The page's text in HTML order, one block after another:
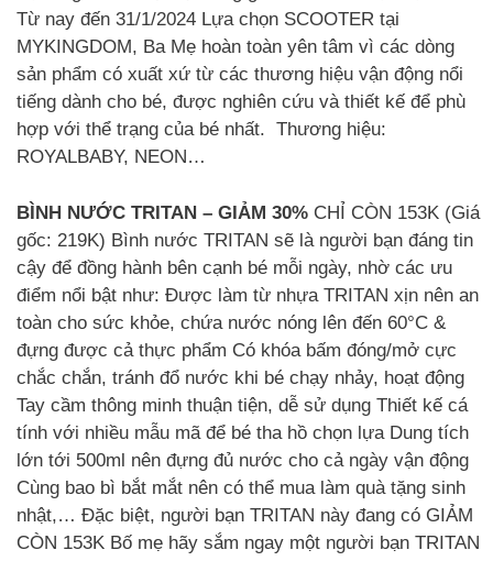
Từ nay đến 31/1/2024 Lựa chọn SCOOTER tại
MYKINGDOM, Ba Mẹ hoàn toàn yên tâm vì các dòng
sản phẩm có xuất xứ từ các thương hiệu vận động nổi
tiếng dành cho bé, được nghiên cứu và thiết kế để phù
hợp với thể trạng của bé nhất. ️ Thương hiệu:
ROYALBABY, NEON…
BÌNH NƯỚC TRITAN – GIẢM 30% CHỈ CÒN 153K (Giá
gốc: 219K) Bình nước TRITAN sẽ là người bạn đáng tin
cậy để đồng hành bên cạnh bé mỗi ngày, nhờ các ưu
điểm nổi bật như: Được làm từ nhựa TRITAN xịn nên an
toàn cho sức khỏe, chứa nước nóng lên đến 60°C &
đựng được cả thực phẩm Có khóa bấm đóng/mở cực
chắc chắn, tránh đổ nước khi bé chạy nhảy, hoạt động
Tay cầm thông minh thuận tiện, dễ sử dụng Thiết kế cá
tính với nhiều mẫu mã để bé tha hồ chọn lựa Dung tích
lớn tới 500ml nên đựng đủ nước cho cả ngày vận động
Cùng bao bì bắt mắt nên có thể mua làm quà tặng sinh
nhật,… Đặc biệt, người bạn TRITAN này đang có GIẢM
CÒN 153K Bố mẹ hãy sắm ngay một người bạn TRITAN